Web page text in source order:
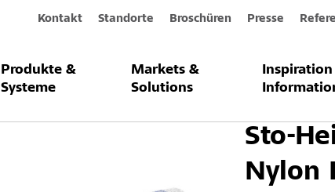
Kontakt Standorte Broschüren Presse
Produkte &
Systeme
Markets &
Solutions
Inspiration
Produkte & Systeme Sto-Heizkörperwalze Nylon RS8
Sto-
Nylon